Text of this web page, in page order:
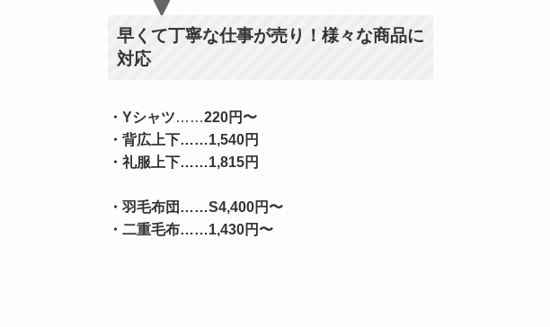
早くて丁寧な仕事が売り！様々な商品に
対応
・Yシャツ……220円〜
・背広上下……1,540円
・礼服上下……1,815円
・羽毛布団 ……S4,400円〜
・二重毛布……1,430円〜